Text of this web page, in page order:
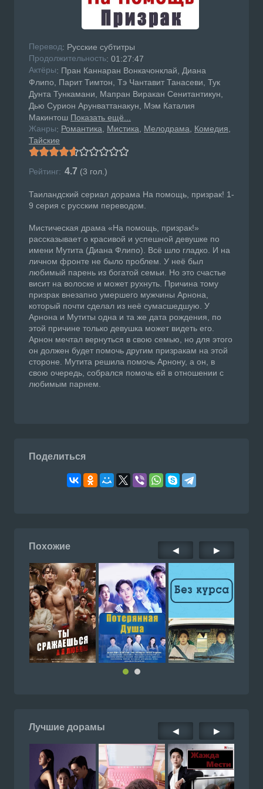
Перевод: Русские субтитры
Продолжительность: 01:27:47
Актёры: Пран Каннаран Вонкачонклай, Диана
Флипо, Парит Тимтон, Тэ Чантавит Танасеви, Тук
Дунта Тункамани, Мапран Виракан Сенитантикун,
Дью Сурион Арунваттанакун, Мэм Каталия
Макинтош Показать ещё...
Жанры: Романтика Мистика Мелодрама Комедия
Тайские
Рейтинг: 4.7 (3 гол.)
Таиландский сериал дорама На помощь, призрак! 1-
9 серия с русским переводом.
Мистическая драма «На помощь, призрак!»
рассказывает о красивой и успешной девушке по
имени Мутита (Диана Флипо). Всё шло гладко. И на
личном фронте не было проблем. У неё был
любимый парень из богатой семьи. Но это счастье
висит на волоске и может рухнуть. Причина тому
призрак внезапно умершего мужчины Арнона,
который почти сделал из неё сумасшедшую. У
Арнона и Мутиты одна и та же дата рождения, по
этой причине только девушка может видеть его.
Арнон мечтал вернуться в свою семью, но для этого
он должен будет помочь другим призракам на этой
стороне. Мутита решила помочь Арнону, а он, в
свою очередь, собрался помочь ей в отношении с
любимым парнем.
Поделиться
Похожие ◀ ▶
Лучшие дорамы ◀ ▶